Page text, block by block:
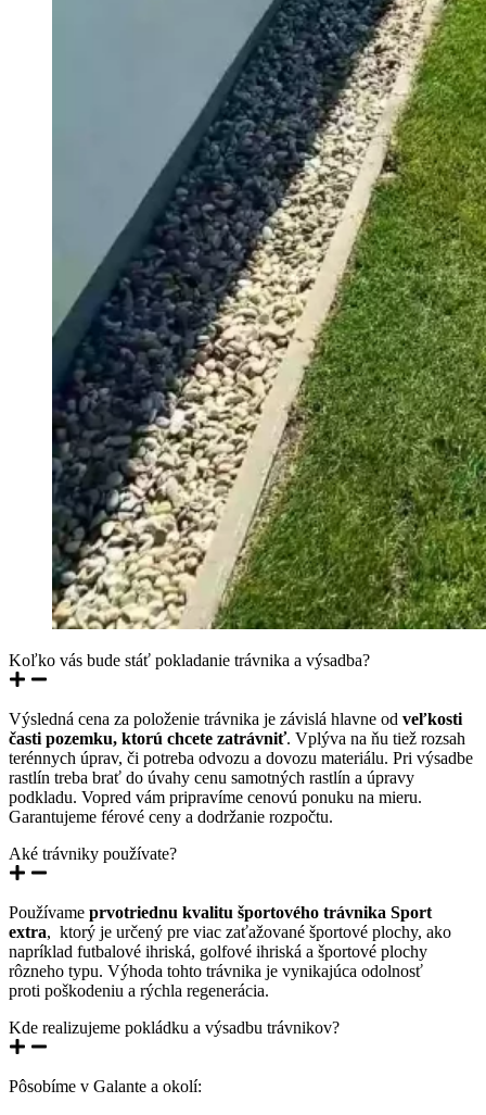
Koľko vás bude stáť pokladanie trávnika a výsadba?
Výsledná cena za položenie trávnika je závislá hlavne od veľkosti
časti pozemku, ktorú chcete zatrávniť. Vplýva na ňu tiež rozsah
terénnych úprav, či potreba odvozu a dovozu materiálu. Pri výsadbe
rastlín treba brať do úvahy cenu samotných rastlín a úpravy
podkladu. Vopred vám pripravíme cenovú ponuku na mieru.
Garantujeme férové ceny a dodržanie rozpočtu.
Aké trávniky používate?
Používame prvotriednu kvalitu športového trávnika Sport
extra, ktorý je určený pre viac zaťažované športové plochy, ako
napríklad futbalové ihriská, golfové ihriská a športové plochy
rôzneho typu. Výhoda tohto trávnika je vynikajúca odolnosť
proti poškodeniu a rýchla regenerácia.
Kde realizujeme pokládku a výsadbu trávnikov?
Pôsobíme v Galante a okolí: